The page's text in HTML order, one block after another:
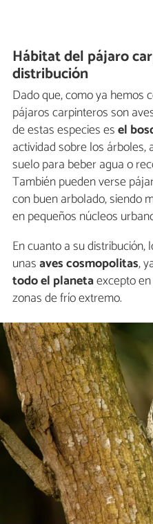
Hábitat del pájaro
distribución
Dado que, como ya hemos
pájaros carpinteros son
de estas especies esel
actividad sobre los
suelo para beber agua o
También pueden verse
con buen arbolado, siendo
en pequeños núcleos
En cuanto a su
unasaves cosmopolitas,
todo el planetaexcepto
zonas de frío extremo.